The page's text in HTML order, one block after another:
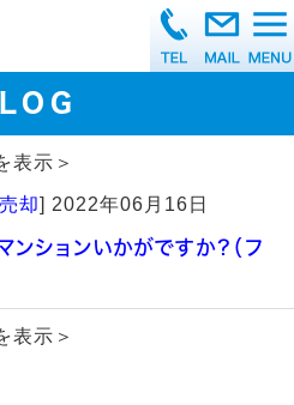
表示＞
却] 2022年06月16日
ンションいかがですか？（フ
表示＞